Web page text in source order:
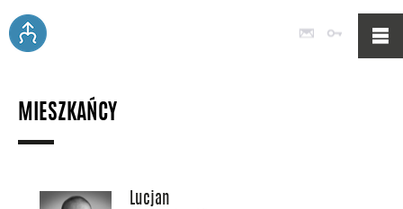
Poczta
MIESZKAŃCY
Lucjan